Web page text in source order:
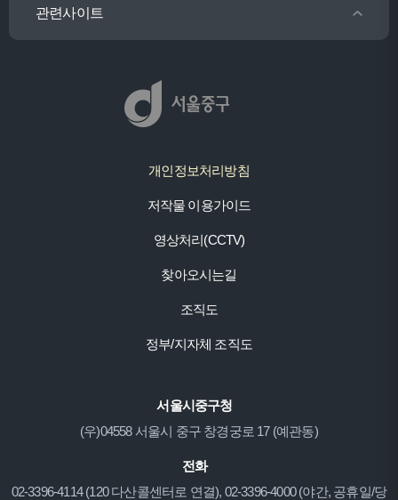
관련사이트
개인정보처리방침
저작물 이용가이드
영상처리(CCTV)
찾아오시는길
조직도
정부/지자체 조직도
서울시중구청
(우)04558 서울시 중구 창경궁로 17 (예관동)
전화
02-3396-4114 (120 다산콜센터로 연결), 02-3396-4000 (야간, 공휴일/당